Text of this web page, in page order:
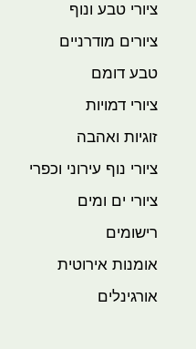
ציורי טבע ונוף
ציורים מודרניים
טבע דומם
ציורי דמויות
זוגיות ואהבה
ציורי נוף עירוני וכפרי
ציורי ים ומים
רישומים
אומנות אירוטית
אורגינלים